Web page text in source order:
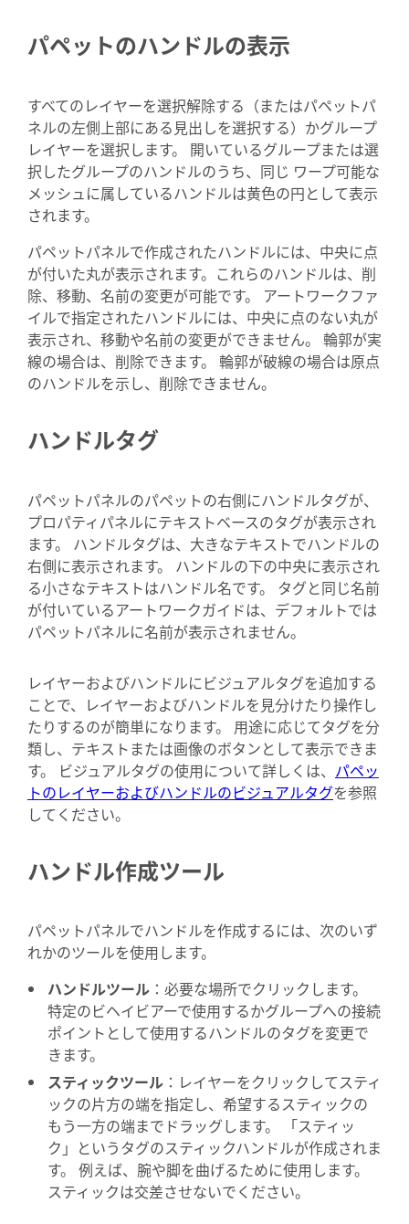
パペットのハンドルの表示
すべてのレイヤーを選択解除する（またはパペットパ
ネルの左側上部にある見出しを選択する）かグループ
レイヤーを選択します。 開いているグループまたは選
択したグループのハンドルのうち、同じ ワープ可能な
メッシュに属しているハンドルは黄色の円として表示
されます。
パペットパネルで作成されたハンドルには、中央に点
が付いた丸が表示されます。これらのハンドルは、削
除、移動、名前の変更が可能です。 アートワークファ
イルで指定されたハンドルには、中央に点のない丸が
表示され、移動や名前の変更ができません。 輪郭が実
線の場合は、削除できます。 輪郭が破線の場合は原点
のハンドルを示し、削除できません。
ハンドルタグ
パペットパネルのパペットの右側にハンドルタグが、
プロパティパネルにテキストベースのタグが表示され
ます。 ハンドルタグは、大きなテキストでハンドルの
右側に表示されます。 ハンドルの下の中央に表示され
る小さなテキストはハンドル名です。 タグと同じ名前
が付いているアートワークガイドは、デフォルトでは
パペットパネルに名前が表示されません。
レイヤーおよびハンドルにビジュアルタグを追加する
ことで、レイヤーおよびハンドルを見分けたり操作し
たりするのが簡単になります。 用途に応じてタグを分
類し、テキストまたは画像のボタンとして表示できま
す。 ビジュアルタグの使用について詳しくは、 パペッ
トのレイヤーおよびハンドルのビジュアルタグを参照
してください。
ハンドル作成ツール
パペットパネルでハンドルを作成するには、次のいず
れかのツールを使用します。
ハンドルツール ：必要な場所でクリックします。
特定のビヘイビアーで使用するかグループへの接続
ポイントとして使用するハンドルのタグを変更で
きます。
スティックツール ：レイヤーをクリックしてスティ
ックの片方の端を指定し、希望するスティックの
もう一方の端までドラッグします。 「スティッ
ク」というタグのスティックハンドルが作成されま
す。 例えば、腕や脚を曲げるために使用します。
スティックは交差させないでください。